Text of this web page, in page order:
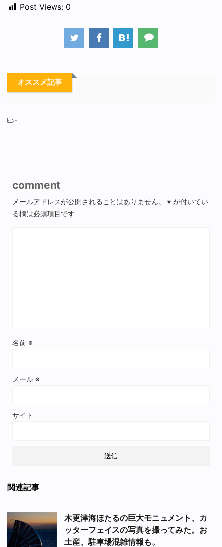
Post Views: 0
オススメ記事
-
comment
メールアドレスが公開されることはありません。 ※ が付いてい
る欄は必須項目です
名前 ※
メール ※
サイト
関連記事
木更津海ほたるの巨大モニュメント、カ
ッターフェイスの写真を撮ってみた。お
土産、駐車場混雑情報も。